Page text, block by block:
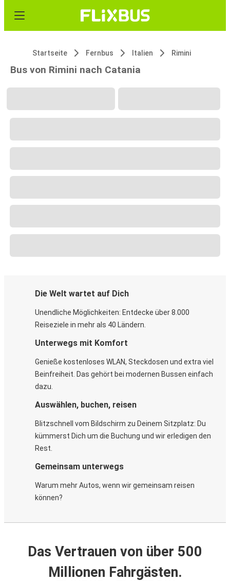
Startseite Fernbus Italien Rimini
Bus von Rimini nach Catania
Die Welt wartet auf Dich
Unendliche Möglichkeiten: Entdecke über 8.000
Reiseziele in mehr als 40 Ländern.
Unterwegs mit Komfort
Genieße kostenloses WLAN, Steckdosen und extra viel
Beinfreiheit. Das gehört bei modernen Bussen einfach
dazu.
Auswählen, buchen, reisen
Blitzschnell vom Bildschirm zu Deinem Sitzplatz: Du
kümmerst Dich um die Buchung und wir erledigen den
Rest.
Gemeinsam unterwegs
Warum mehr Autos, wenn wir gemeinsam reisen
können?
Das Vertrauen von über 500
Millionen Fahrgästen.